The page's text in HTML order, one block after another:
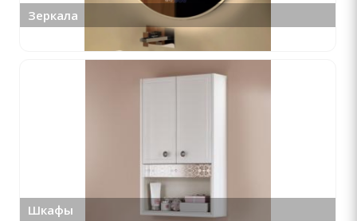
Зеркала
Шкафы